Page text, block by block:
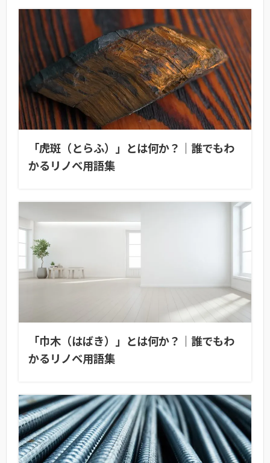
「虎斑（とらふ）」とは何か？｜誰でもわ
かるリノベ用語集
「巾木（はばき）」とは何か？｜誰でもわ
かるリノベ用語集